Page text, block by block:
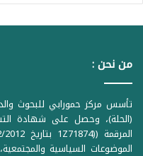
من نحن :
(الحلة)، وحصل على شهادة
الموضوعات السياسية